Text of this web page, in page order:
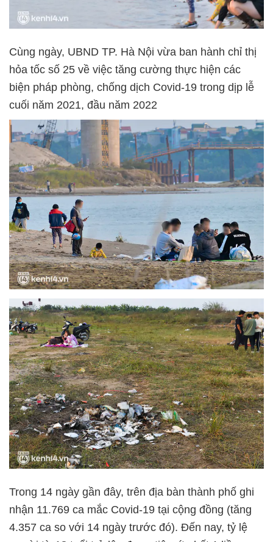
Cùng ngày, UBND TP. Hà Nội vừa ban hành chỉ thị
hỏa tốc số 25 về việc tăng cường thực hiện các
biện pháp phòng, chống dịch Covid-19 trong dịp lễ
cuối năm 2021, đầu năm 2022
Trong 14 ngày gần đây, trên địa bàn thành phố ghi
nhận 11.769 ca mắc Covid-19 tại cộng đồng (tăng
4.357 ca so với 14 ngày trước đó). Đến nay, tỷ lệ